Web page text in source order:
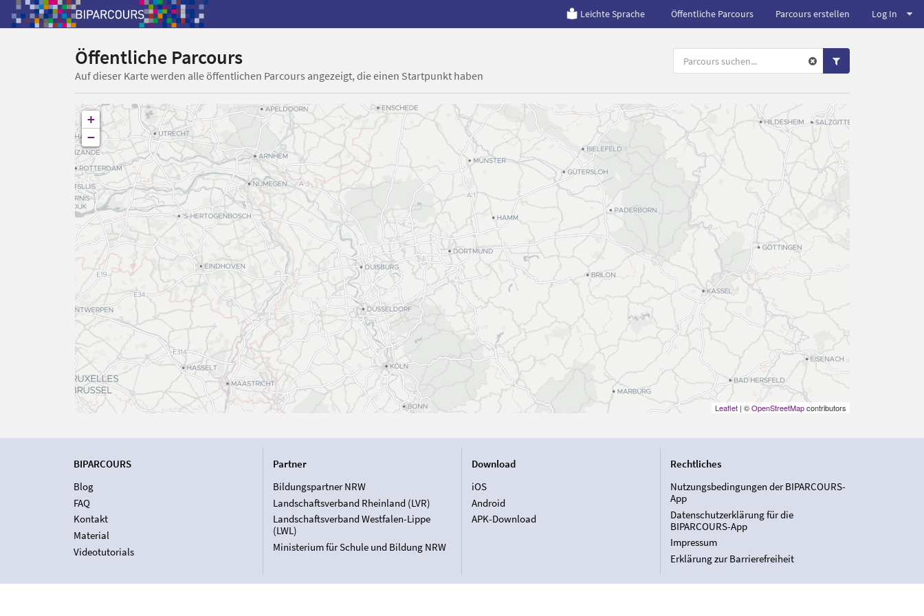
Leichte Sprache Öffentliche Parcours Parcours erstellen Log In
Öffentliche Parcours
Auf dieser Karte werden alle öffentlichen Parcours angezeigt, die einen Startpunkt haben
+
−
Leaflet| ©OpenStreetMapcontributors
BIPARCOURS
Blog
FAQ
Kontakt
Material
Videotutorials
Partner
Bildungspartner NRW
Landschaftsverband Rheinland (LVR)
Landschaftsverband Westfalen-Lippe
(LWL)
Ministerium für Schule und Bildung NRW
Download
iOS
Android
APK-Download
Rechtliches
Nutzungsbedingungen der BIPARCOURS-
App
Datenschutzerklärung für die
BIPARCOURS-App
Impressum
Erklärung zur Barrierefreiheit